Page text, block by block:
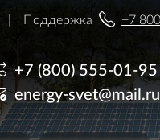
Поддержка +7
+7 (800) 555-01-95
energy-svet@mail.ru